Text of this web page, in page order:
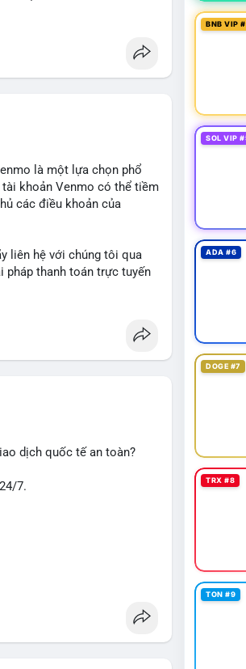
là một lựa chọn phổ
tài khoản Venmo có thể tiềm
các điều khoản của
liên hệ với chúng tôi qua
pháp thanh toán trực tuyến
dịch quốc tế an toàn?
7.
#cashout #sendmoney
BNB VIP
SOL VIP
ADA #6
DOGE #7
TRX #8
TON #9